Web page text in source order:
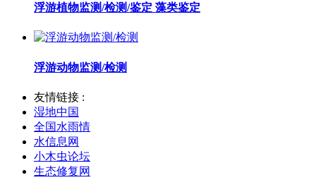
浮游植物监测/检测/鉴定 藻类鉴定
浮游动物监测/检测
友情链接 :
湿地中国
全国水雨情
水信息网
小木虫论坛
生态修复网